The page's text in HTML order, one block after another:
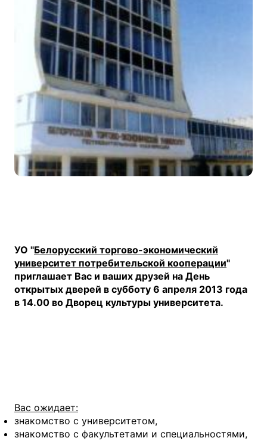
УО "Белорусский торгово-экономический
университет потребительской кооперации"
приглашает Вас и ваших друзей на День
открытых дверей в субботу 6 апреля 2013 года
в 14.00 во Дворец культуры университета.
Вас ожидает:
знакомство с университетом,
знакомство c факультетами и специальностями,